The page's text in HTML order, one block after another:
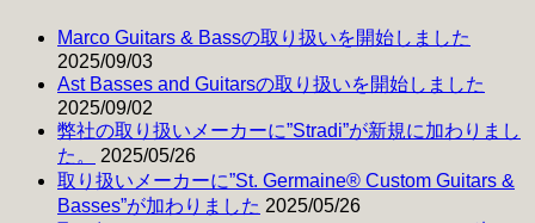
Marco Guitars & Bassの取り扱いを開始しました
2025/09/03
Ast Basses and Guitarsの取り扱いを開始しました
2025/09/02
弊社の取り扱いメーカーに”Stradi”が新規に加わりまし
た。
2025/05/26
取り扱いメーカーに”St. Germaine® Custom Guitars &
Basses”が加わりました 2025/05/26